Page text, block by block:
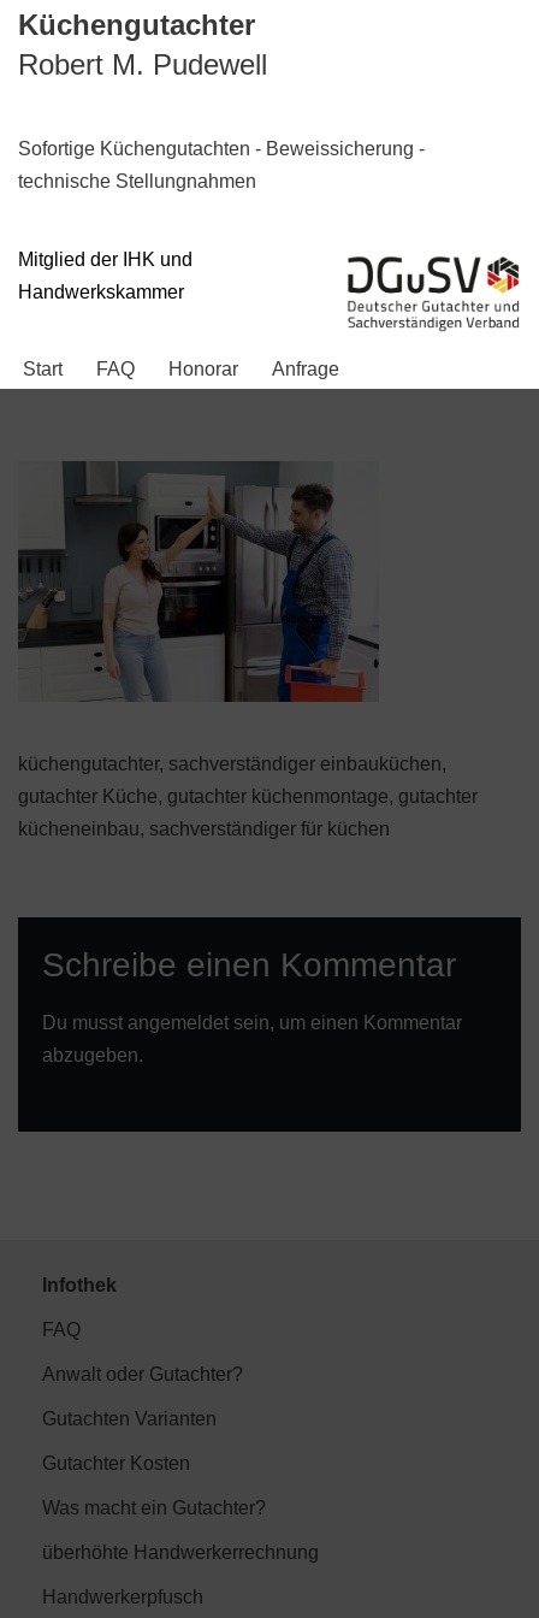
Zum
Küchengutachter
Robert M. Pudewell
Sofortige Küchengutachten - Beweissicherung -
technische Stellungnahmen
Mitglied der IHK und
Handwerkskammer
Start FAQ Honorar Anfrage
küchengutachter, sachverständiger einbauküchen,
gutachter Küche, gutachter küchenmontage, gutachter
kücheneinbau, sachverständiger für küchen
Schreibe einen Kommentar
Du musst angemeldet sein, um einen Kommentar
abzugeben.
Infothek
FAQ
Anwalt oder Gutachter?
Gutachten Varianten
Gutachter Kosten
Was macht ein Gutachter?
überhöhte Handwerkerrechnung
Handwerkerpfusch